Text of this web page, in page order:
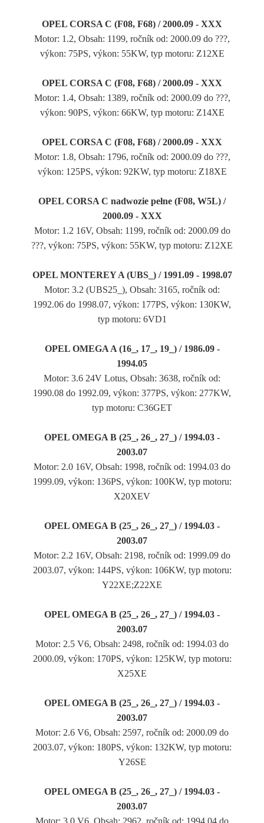
OPEL CORSA C (F08, F68) / 2000.09 - XXX
Motor: 1.2, Obsah: 1199, ročník od: 2000.09 do ???,
výkon: 75PS, výkon: 55KW, typ motoru: Z12XE
OPEL CORSA C (F08, F68) / 2000.09 - XXX
Motor: 1.4, Obsah: 1389, ročník od: 2000.09 do ???,
výkon: 90PS, výkon: 66KW, typ motoru: Z14XE
OPEL CORSA C (F08, F68) / 2000.09 - XXX
Motor: 1.8, Obsah: 1796, ročník od: 2000.09 do ???,
výkon: 125PS, výkon: 92KW, typ motoru: Z18XE
OPEL CORSA C nadwozie pełne (F08, W5L) /
2000.09 - XXX
Motor: 1.2 16V, Obsah: 1199, ročník od: 2000.09 do
???, výkon: 75PS, výkon: 55KW, typ motoru: Z12XE
OPEL MONTEREY A (UBS_) / 1991.09 - 1998.07
Motor: 3.2 (UBS25_), Obsah: 3165, ročník od:
1992.06 do 1998.07, výkon: 177PS, výkon: 130KW,
typ motoru: 6VD1
OPEL OMEGA A (16_, 17_, 19_) / 1986.09 -
1994.05
Motor: 3.6 24V Lotus, Obsah: 3638, ročník od:
1990.08 do 1992.09, výkon: 377PS, výkon: 277KW,
typ motoru: C36GET
OPEL OMEGA B (25_, 26_, 27_) / 1994.03 -
2003.07
Motor: 2.0 16V, Obsah: 1998, ročník od: 1994.03 do
1999.09, výkon: 136PS, výkon: 100KW, typ motoru:
X20XEV
OPEL OMEGA B (25_, 26_, 27_) / 1994.03 -
2003.07
Motor: 2.2 16V, Obsah: 2198, ročník od: 1999.09 do
2003.07, výkon: 144PS, výkon: 106KW, typ motoru:
Y22XE;Z22XE
OPEL OMEGA B (25_, 26_, 27_) / 1994.03 -
2003.07
Motor: 2.5 V6, Obsah: 2498, ročník od: 1994.03 do
2000.09, výkon: 170PS, výkon: 125KW, typ motoru:
X25XE
OPEL OMEGA B (25_, 26_, 27_) / 1994.03 -
2003.07
Motor: 2.6 V6, Obsah: 2597, ročník od: 2000.09 do
2003.07, výkon: 180PS, výkon: 132KW, typ motoru:
Y26SE
OPEL OMEGA B (25_, 26_, 27_) / 1994.03 -
2003.07
Motor: 3.0 V6, Obsah: 2962, ročník od: 1994.04 do